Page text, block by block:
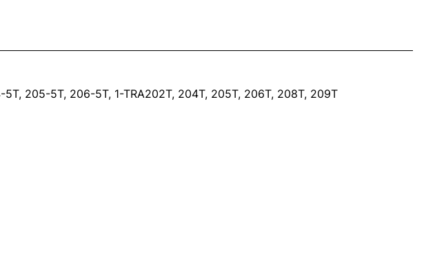
205-5T, 206-5T, 1-TRA202T, 204T, 205T, 206T, 208T, 209T